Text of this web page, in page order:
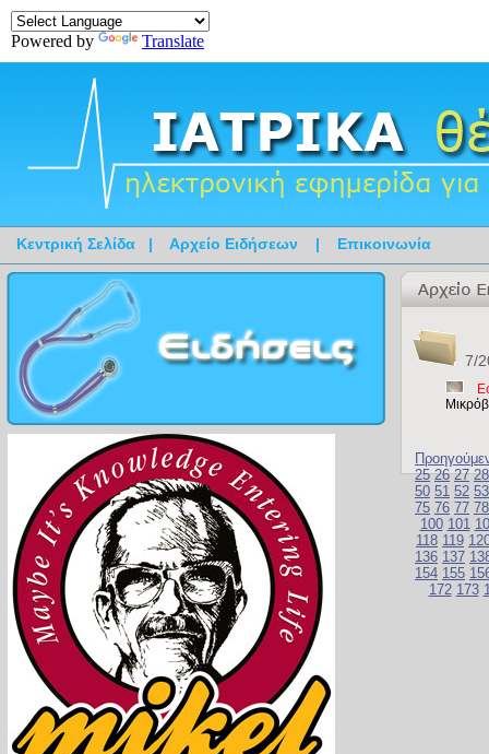
Powered by Translate
Κεντρική Σελίδα | Αρχείο Ειδήσεων | Επικοινωνία
7/
25 26 27 28
50 51 52 53
75 76 77 78
100 101
118 119
136 137
154 155
172 173